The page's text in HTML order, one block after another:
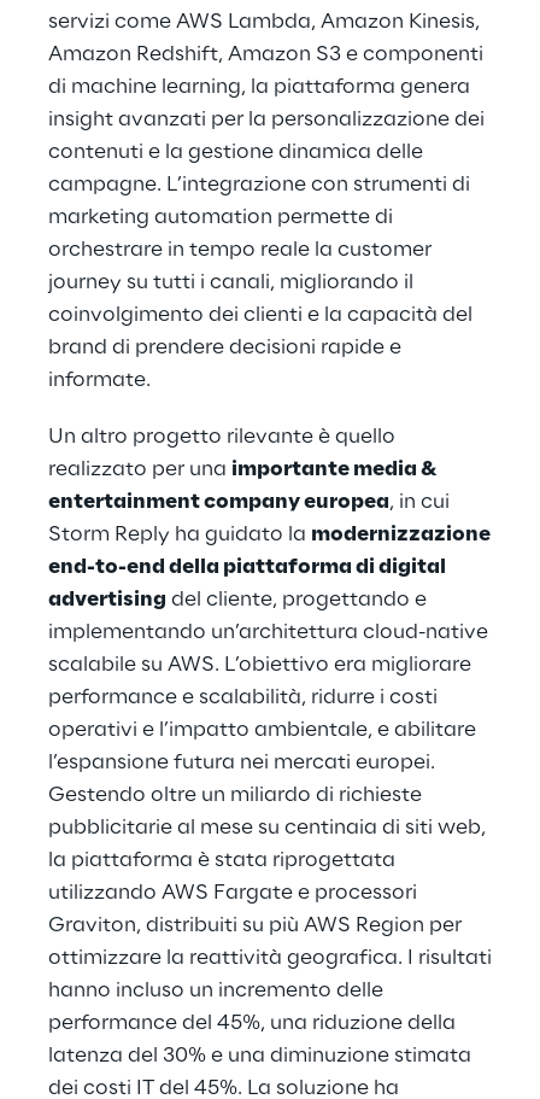
servizi come AWS Lambda, Amazon Kinesis,
Amazon Redshift, Amazon S3 e componenti
di machine learning, la piattaforma genera
insight avanzati per la personalizzazione dei
contenuti e la gestione dinamica delle
campagne. L’integrazione con strumenti di
marketing automation permette di
orchestrare in tempo reale la customer
journey su tutti i canali, migliorando il
coinvolgimento dei clienti e la capacità del
brand di prendere decisioni rapide e
informate.
Un altro progetto rilevante è quello
realizzato per una importante media &
entertainment company europea, in cui
Storm Reply ha guidato la modernizzazione
end-to-end della piattaforma di digital
advertising del cliente, progettando e
implementando un’architettura cloud-native
scalabile su AWS. L’obiettivo era migliorare
performance e scalabilità, ridurre i costi
operativi e l’impatto ambientale, e abilitare
l’espansione futura nei mercati europei.
Gestendo oltre un miliardo di richieste
pubblicitarie al mese su centinaia di siti web,
la piattaforma è stata riprogettata
utilizzando AWS Fargate e processori
Graviton, distribuiti su più AWS Region per
ottimizzare la reattività geografica. I risultati
hanno incluso un incremento delle
performance del 45%, una riduzione della
latenza del 30% e una diminuzione stimata
dei costi IT del 45%. La soluzione ha